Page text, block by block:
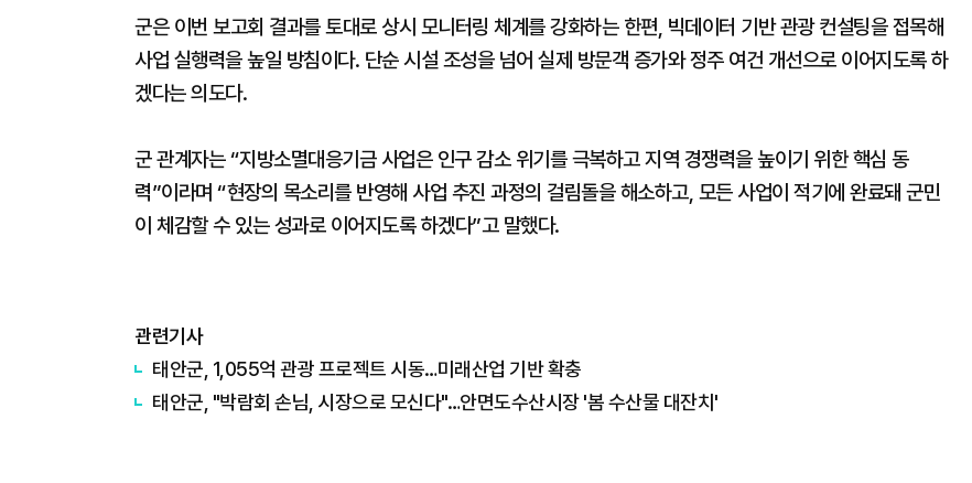
군은 이번 보고회 결과를 토대로 상시 모니터링 체계를 강화하는 한편, 빅데이터 기반 관광 컨설팅을 접목해
사업 실행력을 높일 방침이다. 단순 시설 조성을 넘어 실제 방문객 증가와 정주 여건 개선으로 이어지도록 하
겠다는 의도다.
군 관계자는 “지방소멸대응기금 사업은 인구 감소 위기를 극복하고 지역 경쟁력을 높이기 위한 핵심 동
력”이라며 “현장의 목소리를 반영해 사업 추진 과정의 걸림돌을 해소하고, 모든 사업이 적기에 완료돼 군민
이 체감할 수 있는 성과로 이어지도록 하겠다”고 말했다.
관련기사
태안군, 1,055억 관광 프로젝트 시동…미래산업 기반 확충
태안군, "박람회 손님, 시장으로 모신다"…안면도수산시장 '봄 수산물 대잔치'